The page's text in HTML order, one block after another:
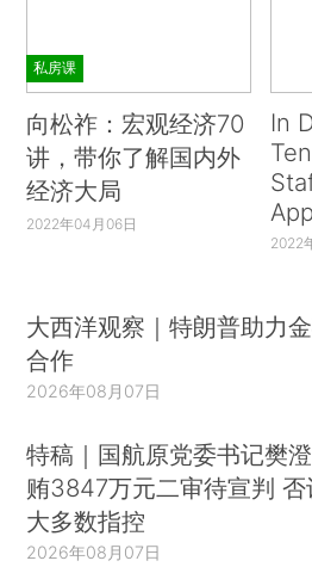
私房课
向松祚：宏观经济70
讲，带你了解国内外
经济大局
2022年04月06日
In
2022
大西洋观察｜特朗普助力
合作
2026年08月07日
特稿｜国航原党委书记樊
贿3847万元二审待宣判 否
大多数指控
2026年08月07日